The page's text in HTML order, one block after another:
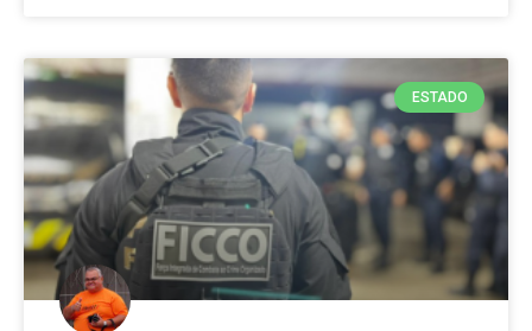
ESTADO